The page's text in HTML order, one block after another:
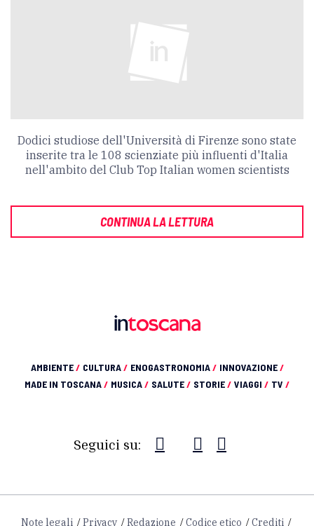
Dodici studiose dell'Università di Firenze sono state
inserite tra le 108 scienziate più influenti d'Italia
nell'ambito del Club Top Italian women scientists
CONTINUA LA LETTURA
AMBIENTE/ CULTURA/ ENOGASTRONOMIA/ INNOVAZIONE/
MADE IN TOSCANA/ MUSICA/ SALUTE/ STORIE/ VIAGGI / TV /
Seguici su:
Note legali Privacy Redazione Codice etico Crediti